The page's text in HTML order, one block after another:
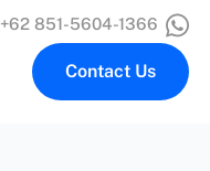
+62 851-5604-1366
Contact Us